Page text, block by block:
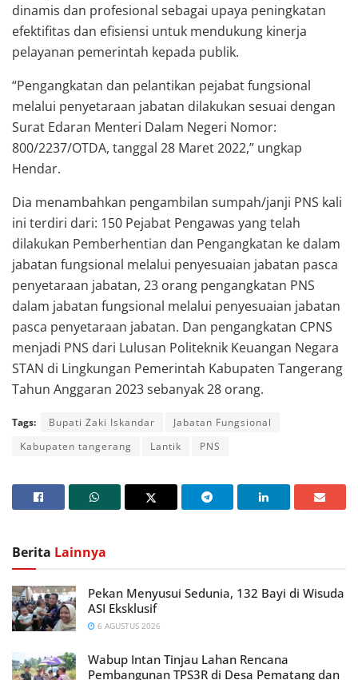
dinamis dan profesional sebagai upaya peningkatan
efektifitas dan efisiensi untuk mendukung kinerja
pelayanan pemerintah kepada publik.
“Pengangkatan dan pelantikan pejabat fungsional
melalui penyetaraan jabatan dilakukan sesuai dengan
Surat Edaran Menteri Dalam Negeri Nomor:
800/2237/OTDA, tanggal 28 Maret 2022,” ungkap
Hendar.
Dia menambahkan pengambilan sumpah/janji PNS kali
ini terdiri dari: 150 Pejabat Pengawas yang telah
dilakukan Pemberhentian dan Pengangkatan ke dalam
jabatan fungsional melalui penyesuaian jabatan pasca
penyetaraan jabatan, 23 orang pengangkatan PNS
dalam jabatan fungsional melalui penyesuaian jabatan
pasca penyetaraan jabatan. Dan pengangkatan CPNS
menjadi PNS dari Lulusan Politeknik Keuangan Negara
STAN di Lingkungan Pemerintah Kabupaten Tangerang
Tahun Anggaran 2023 sebanyak 28 orang.
Tags: Bupati Zaki Iskandar
Jabatan Fungsional
Kabupaten tangerang
Lantik PNS
Berita Lainnya
Pekan Menyusui Sedunia, 132 Bayi di Wisuda
ASI Eksklusif
6 AGUSTUS 2026
Wabup Intan Tinjau Lahan Rencana
Pembangunan TPS3R di Desa Pematang dan